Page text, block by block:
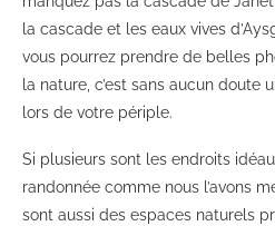
la cascade et les eaux vives
vous pourrez prendre de belles
la nature, c’est sans aucun doute
lors de votre périple.
Si plusieurs sont les endroits
randonnée comme nous l’avons
sont aussi des espaces naturels